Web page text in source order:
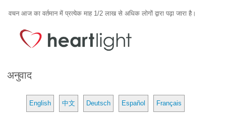
वचन आज का वर्तमान में प्रत्येक माह 1/2 लाख से अधिक लोगों द्वारा पढ़ा जारा है।
अनुवाद
English 中文 Deutsch Español Français